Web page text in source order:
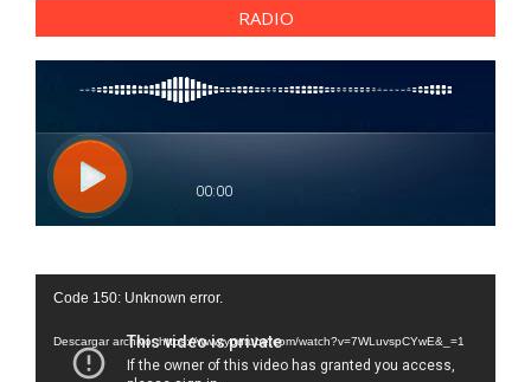
RADIO
Reproductor
vídeo
Code 150: Unknown error.
Descargar archivo: https://www.youtube.com/watch?v=7WLuvspCYwE&_=1